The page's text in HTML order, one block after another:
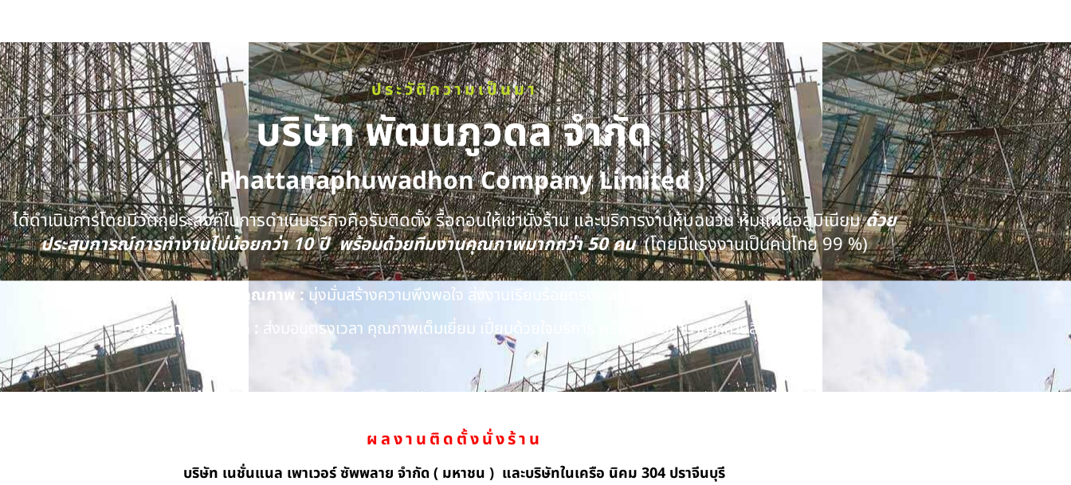
ประวัติความเป็นมา
บริษัท พัฒนภูวดล จำกัด
( Phattanaphuwadhon Company Limited )
ได้ดำเนินการโดยมีวัตถุประสงค์ในการดำเนินธุรกิจคือรับติดตั้ง รื้อถอนให้เช่านั่งร้าน และบริการงานหุ้มฉนวน หุ้มแผ่นอลูมิเนียมด้วย
ประสบการณ์การทำงานไม่น้อยกว่า 10 ปี พร้อมด้วยทีมงานคุณภาพมากกว่า 50 คน(โดยมีแรงงานเป็นคนไทย 99 %)
นโยบายด้านคุณภาพ : มุ่งมั่นสร้างความพึงพอใจ ส่งงานเรียบร้อยตรงเวลา ด้วยทีมงานคุณภาพ
ปรัชญาของบริษัท : ส่งมอบตรงเวลา คุณภาพเต็มเยี่ยม เปี่ยมด้วยใจบริการ พร้อมความชำนาญหลายสิบปี
ผลงานติดตั้งนั่งร้าน
บริษัท เนชั่นแนล เพาเวอร์ ซัพพลาย จำกัด ( มหาชน ) และบริษัทในเครือ นิคม 304 ปราจีนบุรี